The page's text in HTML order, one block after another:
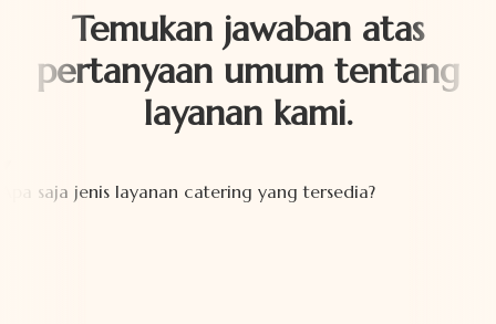
Temukan jawaban atas
pertanyaan umum tentang
layanan kami.
Apa saja jenis layanan catering yang tersedia?